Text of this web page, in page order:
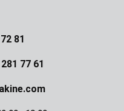
81
77 61